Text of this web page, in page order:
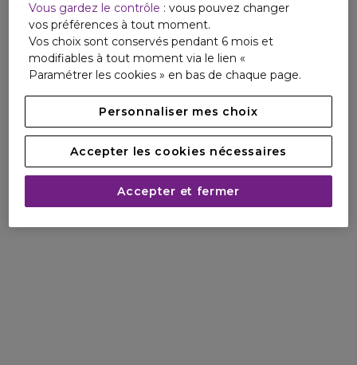
Vous gardez le contrôle : vous pouvez changer
vos préférences à tout moment.
Vos choix sont conservés pendant 6 mois et
modifiables à tout moment via le lien «
Paramétrer les cookies » en bas de chaque page.
Personnaliser mes choix
Accepter les cookies nécessaires
Accepter et fermer